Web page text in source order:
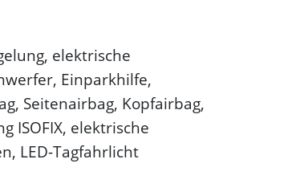
elektrische
Einparkhilfe,
Seitenairbag, Kopfairbag,
ISOFIX, elektrische
LED-Tagfahrlicht